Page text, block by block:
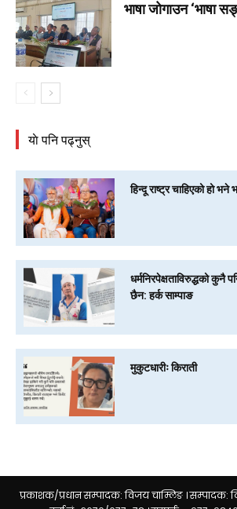
भाषा जोगाउन ‘भाषा
याे पनि पढ्नुस्
हिन्दू राष्ट्र चाहिएको हो
धर्मनिरपेक्षताविरुद्धको कुनै
छैन: हर्क साम्पाङ
मुकुटधारीः किराती
प्रकाशक/प्रधान सम्पादक: विजय चाम्लिङ । सम्पादक: